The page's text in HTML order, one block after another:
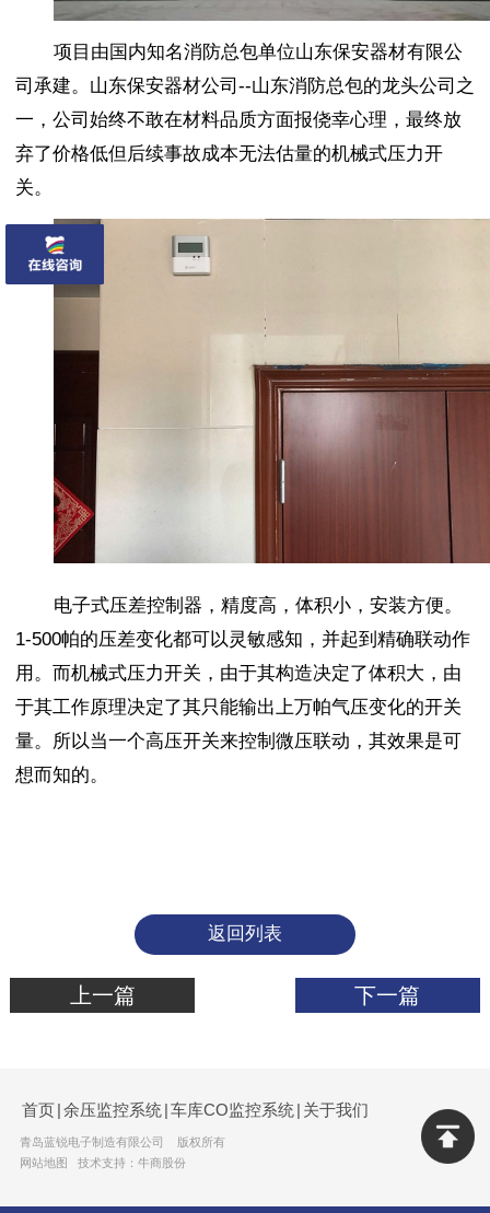
项目由国内知名消防总包单位山东保安器材有限公
司承建。山东保安器材公司--山东消防总包的龙头公司之
一，公司始终不敢在材料品质方面报侥幸心理，最终放
弃了价格低但后续事故成本无法估量的机械式压力开
关。
电子式压差控制器，精度高，体积小，安装方便。
1-500帕的压差变化都可以灵敏感知，并起到精确联动作
用。而机械式压力开关，由于其构造决定了体积大，由
于其工作原理决定了其只能输出上万帕气压变化的开关
量。所以当一个高压开关来控制微压联动，其效果是可
想而知的。
返回列表
上一篇 下一篇
首页|余压监控系统|车库CO监控系统| 关于我们
青岛蓝锐电子制造有限公司 版权所有
网站地图
技术支持：牛商股份